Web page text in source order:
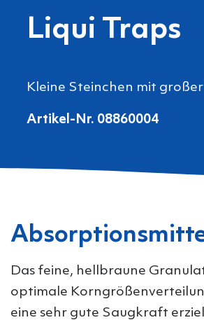
Liqui Traps
Kleine Steinchen mit
Artikel-Nr. 08860004
Das feine, hellbraune
optimale
eine sehr gute Saugkraft